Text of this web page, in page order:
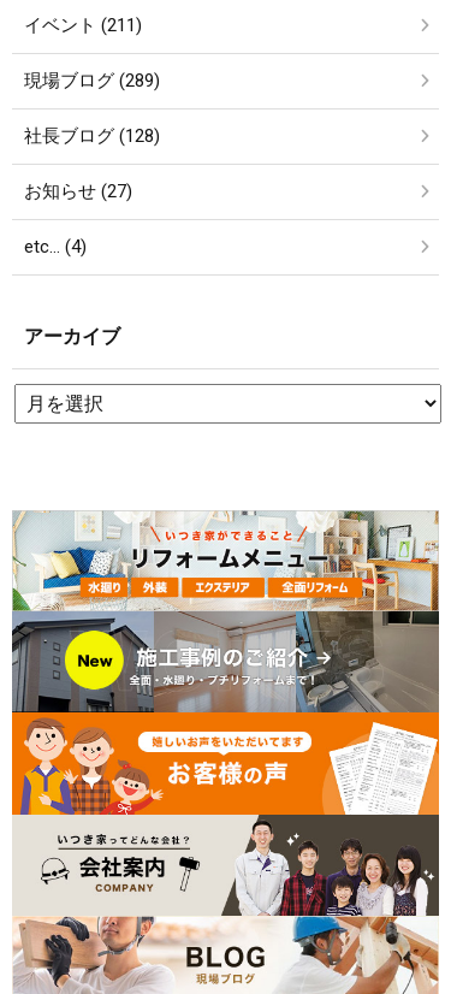
イベント (211)
現場ブログ (289)
社長ブログ (128)
お知らせ (27)
etc… (4)
アーカイブ